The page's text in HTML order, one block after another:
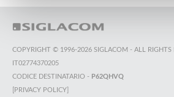
COPYRIGHT © 1996-2026 SIGLACOM - ALL RIGHTS
IT02774370205
CODICE DESTINATARIO - P62QHVQ
[PRIVACY POLICY]